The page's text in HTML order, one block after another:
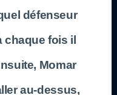
défenseur
chaque fois il
Momar
au-dessus,